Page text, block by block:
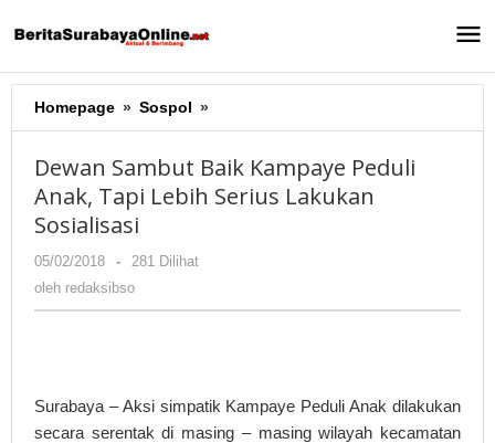
ke
Homepage » Sospol »
Sambut
Kampaye
Peduli
Lakukan
Dewan Sambut Baik Kampaye Peduli
Anak, Tapi Lebih Serius Lakukan
Sosialisasi
05/02/2018
oleh
redaksibso
-
281 Dilihat
oleh redaksibso
Surabaya – Aksi simpatik Kampaye Peduli Anak dilakukan
secara serentak di masing – masing wilayah kecamatan